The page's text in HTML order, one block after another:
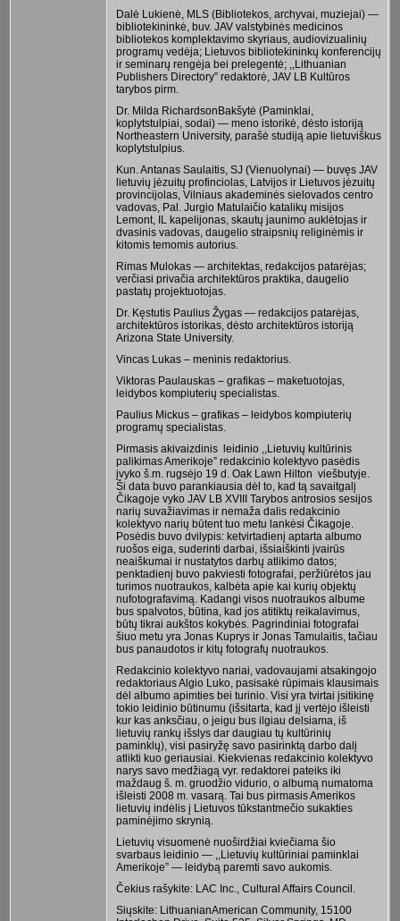
Dalė Lukienė, MLS (Bibliotekos, archyvai, muziejai) —
bibliotekininkė, buv. JAV valstybinės medicinos
bibliotekos komplektavimo skyriaus, audiovizualinių
programų vedėja; Lietuvos bibliotekininkų konferencijų
ir seminarų rengėja bei prelegentė; ,,Lithuanian
Publishers Directory” redaktorė, JAV LB Kultūros
tarybos pirm.
Dr. Milda RichardsonBakšytė (Paminklai,
koplytstulpiai, sodai) — meno istorikė, dėsto istoriją
Northeastern University, parašė studiją apie lietuviškus
koplytstulpius.
Kun. Antanas Saulaitis, SJ (Vienuolynai) — buvęs JAV
lietuvių jėzuitų profinciolas, Latvijos ir Lietuvos jėzuitų
provincijolas, Vilniaus akademinės sielovados centro
vadovas, Pal. Jurgio Matulaičio katalikų misijos
Lemont, IL kapelijonas, skautų jaunimo auklėtojas ir
dvasinis vadovas, daugelio straipsnių religinėmis ir
kitomis temomis autorius.
Rimas Mulokas — architektas, redakcijos patarėjas;
verčiasi privačia architektūros praktika, daugelio
pastatų projektuotojas.
Dr. Kęstutis Paulius Žygas — redakcijos patarėjas,
architektūros istorikas, dėsto architektūros istoriją
Arizona State University.
Vincas Lukas – meninis redaktorius.
Viktoras Paulauskas – grafikas – maketuotojas,
leidybos kompiuterių specialistas.
Paulius Mickus – grafikas – leidybos kompiuterių
programų specialistas.
Pirmasis akivaizdinis leidinio ,,Lietuvių kultūrinis
palikimas Amerikoje” redakcinio kolektyvo pasėdis
įvyko š.m. rugsėjo 19 d. Oak Lawn Hilton viešbutyje.
Ši data buvo parankiausia dėl to, kad tą savaitgalį
Čikagoje vyko JAV LB XVIII Tarybos antrosios sesijos
narių suvažiavimas ir nemaža dalis redakcinio
kolektyvo narių būtent tuo metu lankėsi Čikagoje.
Posėdis buvo dvilypis: ketvirtadienį aptarta albumo
ruošos eiga, suderinti darbai, išsiaiškinti įvairūs
neaiškumai ir nustatytos darbų atlikimo datos;
penktadienį buvo pakviesti fotografai, peržiūrėtos jau
turimos nuotraukos, kalbėta apie kai kurių objektų
nufotografavimą. Kadangi visos nuotraukos albume
bus spalvotos, būtina, kad jos atitiktų reikalavimus,
būtų tikrai aukštos kokybės. Pagrindiniai fotografai
šiuo metu yra Jonas Kuprys ir Jonas Tamulaitis, tačiau
bus panaudotos ir kitų fotografų nuotraukos.
Redakcinio kolektyvo nariai, vadovaujami atsakingojo
redaktoriaus Algio Luko, pasisakė rūpimais klausimais
dėl albumo apimties bei turinio. Visi yra tvirtai įsitikinę
tokio leidinio būtinumu (išsitarta, kad jį vertėjo išleisti
kur kas anksčiau, o jeigu bus ilgiau delsiama, iš
lietuvių rankų išslys dar daugiau tų kultūrinių
paminklų), visi pasiryžę savo pasirinktą darbo dalį
atlikti kuo geriausiai. Kiekvienas redakcinio kolektyvo
narys savo medžiagą vyr. redaktorei pateiks iki
maždaug š. m. gruodžio vidurio, o albumą numatoma
išleisti 2008 m. vasarą. Tai bus pirmasis Amerikos
lietuvių indėlis į Lietuvos tūkstantmečio sukakties
paminėjimo skrynią.
Lietuvių visuomenė nuoširdžiai kviečiama šio
svarbaus leidinio — ,,Lietuvių kultūriniai paminklai
Amerikoje” — leidybą paremti savo aukomis.
Čekius rašykite: LAC Inc., Cultural Affairs Council.
Siųskite: LithuanianAmerican Community, 15100